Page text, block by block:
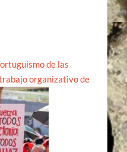
de las
organizativo de